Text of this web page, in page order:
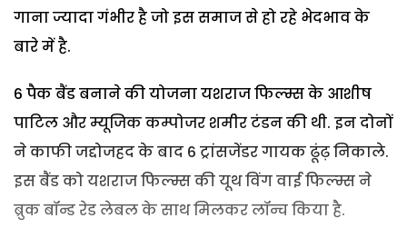
गाना ज्यादा गंभीर है जो इस समाज से हो रहे भेदभाव के
बारे में है.
6 पैक बैंड बनाने की योजना यशराज फिल्म्स के आशीष
पाटिल और म्यूजिक कम्पोजर शमीर टंडन की थी. इन दोनों
ने काफी जद्दोजहद के बाद 6 ट्रांसजेंडर गायक ढूंढ़ निकाले.
इस बैंड को यशराज फिल्म्स की यूथ विंग वाई फिल्म्स ने
ब्रुक बॉन्ड रेड लेबल के साथ मिलकर लॉन्च किया है.